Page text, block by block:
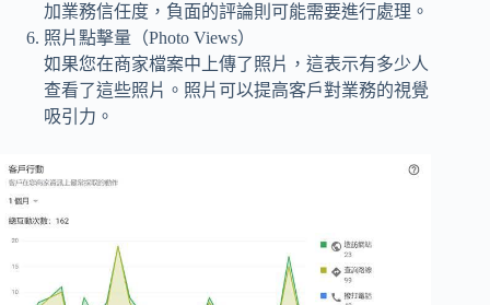
加業務信任度，負面的評論則可能需要進行處理。
照片點擊量（Photo Views）
如果您在商家檔案中上傳了照片，這表示有多少人
查看了這些照片。照片可以提高客戶對業務的視覺
吸引力。